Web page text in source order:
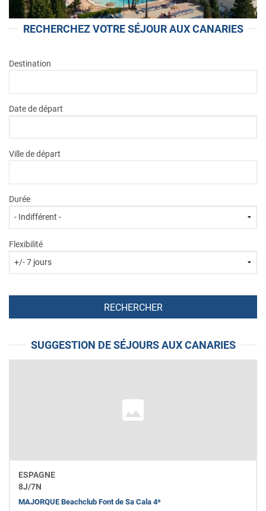
RECHERCHEZ VOTRE SÉJOUR AUX CANARIES
Destination
Date de départ
Ville de départ
Durée
Flexibilité
SUGGESTION DE SÉJOURS AUX CANARIES
ESPAGNE
8J/7N
MAJORQUE Beachclub Font de Sa Cala 4*